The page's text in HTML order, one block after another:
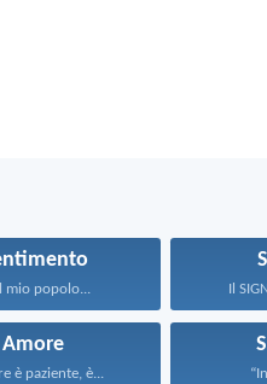
mio popolo... Il
Amore
è paziente, è...